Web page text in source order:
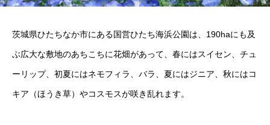
茨城県ひたちなか市にある国営ひたち海浜公園は、190haにも及
ぶ広大な敷地のあちこちに花畑があって、春にはスイセン、チュ
ーリップ、初夏にはネモフィラ、バラ、夏にはジニア、秋にはコ
キア（ほうき草）やコスモスが咲き乱れます。